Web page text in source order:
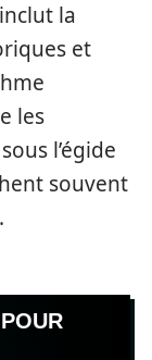
la
et
les
l’égide
souvent